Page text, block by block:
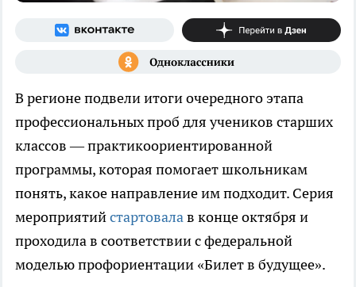
В регионе подвели итоги очередного этапа
профессиональных проб для учеников старших
классов — практикоориентированной
программы, которая помогает школьникам
понять, какое направление им подходит. Серия
мероприятийстартовалав конце октября и
проходила в соответствии с федеральной
моделью профориентации «Билет в будущее».